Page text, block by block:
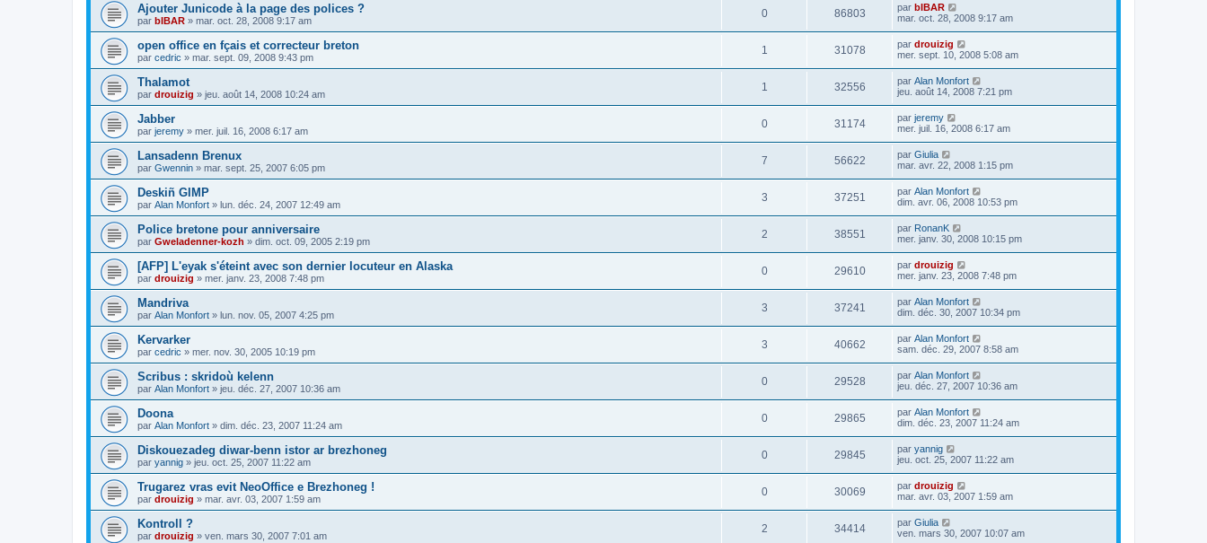
Ajouter Junicode à la page des polices ?
par bIBAR » mar. oct. 28, 2008 9:17 am
0 86803 par bIBAR
mar. oct. 28, 2008 9:17 am
open office en fçais et correcteur breton
par cedric » mar. sept. 09, 2008 9:43 pm
1 31078 par drouizig
mer. sept. 10, 2008 5:08 am
Thalamot
par drouizig » jeu. août 14, 2008 10:24 am
1 32556 par Alan Monfort
jeu. août 14, 2008 7:21 pm
Jabber
par jeremy » mer. juil. 16, 2008 6:17 am
0 31174 par jeremy
mer. juil. 16, 2008 6:17 am
Lansadenn Brenux
par Gwennin » mar. sept. 25, 2007 6:05 pm
7 56622 par Giulia
mar. avr. 22, 2008 1:15 pm
Deskiñ GIMP
par Alan Monfort » lun. déc. 24, 2007 12:49 am
3 37251 par Alan Monfort
dim. avr. 06, 2008 10:53 pm
Police bretone pour anniversaire
par Gweladenner-kozh » dim. oct. 09, 2005 2:19 pm
2 38551 par RonanK
mer. janv. 30, 2008 10:15 pm
[AFP] L'eyak s'éteint avec son dernier locuteur en Alaska
par drouizig » mer. janv. 23, 2008 7:48 pm
0 29610 par drouizig
mer. janv. 23, 2008 7:48 pm
Mandriva
par Alan Monfort » lun. nov. 05, 2007 4:25 pm
3 37241 par Alan Monfort
dim. déc. 30, 2007 10:34 pm
Kervarker
par cedric » mer. nov. 30, 2005 10:19 pm
3 40662 par Alan Monfort
sam. déc. 29, 2007 8:58 am
Scribus : skridoù kelenn
par Alan Monfort » jeu. déc. 27, 2007 10:36 am
0 29528 par Alan Monfort
jeu. déc. 27, 2007 10:36 am
Doona
par Alan Monfort » dim. déc. 23, 2007 11:24 am
0 29865 par Alan Monfort
dim. déc. 23, 2007 11:24 am
Diskouezadeg diwar-benn istor ar brezhoneg
par yannig » jeu. oct. 25, 2007 11:22 am
0 29845 par yannig
jeu. oct. 25, 2007 11:22 am
Trugarez vras evit NeoOffice e Brezhoneg !
par drouizig » mar. avr. 03, 2007 1:59 am
0 30069 par drouizig
mar. avr. 03, 2007 1:59 am
Kontroll ?
par drouizig » ven. mars 30, 2007 7:01 am
2 34414 par Giulia
ven. mars 30, 2007 10:07 am